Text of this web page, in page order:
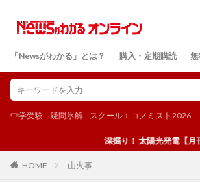
「Newsがわかる」とは？ 購入・定期購読
中学受験 疑問氷解 スクールエコノミスト2026
深掘り！ 太陽光発電【月
HOME 山火事
検索